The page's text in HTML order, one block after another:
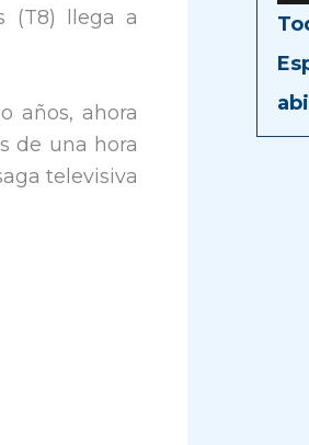
(T8) llega a
años, ahora
de una hora
televisiva